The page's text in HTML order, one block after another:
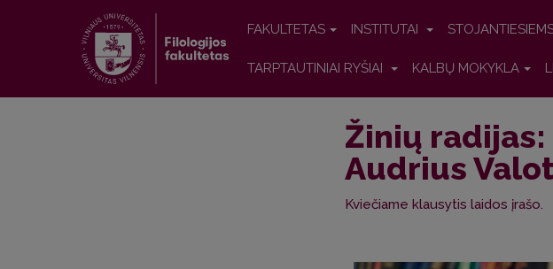
FAKULTETAS INSTITUTAI
TARPTAUTINIAI RYŠIAI KALBŲ MOKYKLA
Žinių
Audrius
Kviečiame klausytis laidos įrašo.